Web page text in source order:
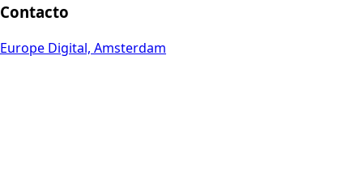
Contacto
Europe Digital, Amsterdam